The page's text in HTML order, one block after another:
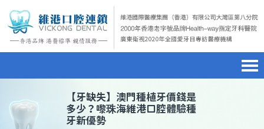
home page
醫院簡介 hospital introduction
澳門電話預約
微信預約
【牙缺失】澳門種植牙價錢是
多少？嚟珠海維港口腔體驗種
牙新優勢